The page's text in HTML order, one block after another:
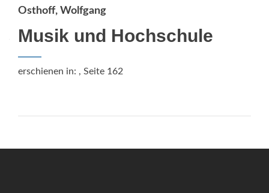
Osthoff, Wolfgang
Musik und Hochschule
erschienen in: , Seite 162